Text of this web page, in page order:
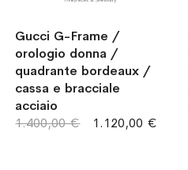
Gucci G-Frame /
orologio donna /
quadrante bordeaux /
cassa e bracciale
acciaio
1.120,00 €
1.400,00 €